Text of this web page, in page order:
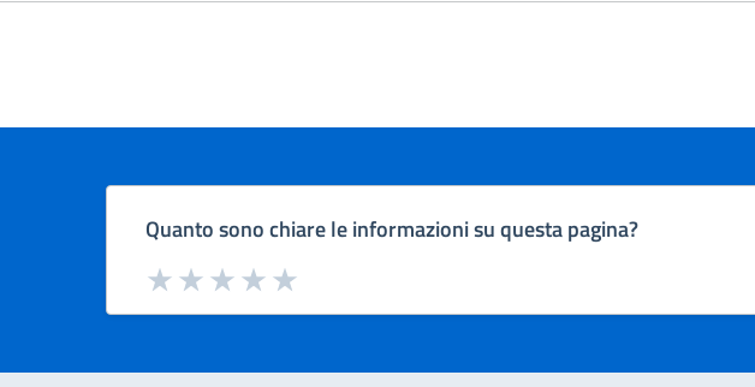
Quanto sono chiare le informazioni su questa pagina?
Valuta da 1 a 5 stelle la pagina
Valuta 5 stelle su 5
Valuta 4 stelle su 5
Valuta 3 stelle su 5
Valuta 2 stelle su 5
Valuta 1 stelle su 5